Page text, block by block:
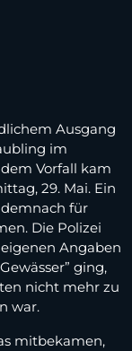
Ausgang
im
Vorfall kam
29. Mai. Ein
für
Die Polizei
Angaben
ging,
nicht mehr zu
war.
mitbekamen,